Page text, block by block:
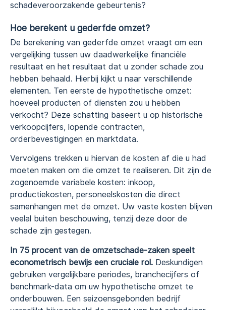
schadeveroorzakende gebeurtenis?
Hoe berekent u gederfde omzet?
De berekening van gederfde omzet vraagt om een
vergelijking tussen uw daadwerkelijke financiële
resultaat en het resultaat dat u zonder schade zou
hebben behaald. Hierbij kijkt u naar verschillende
elementen. Ten eerste de hypothetische omzet:
hoeveel producten of diensten zou u hebben
verkocht? Deze schatting baseert u op historische
verkoopcijfers, lopende contracten,
orderbevestigingen en marktdata.
Vervolgens trekken u hiervan de kosten af die u had
moeten maken om die omzet te realiseren. Dit zijn de
zogenoemde variabele kosten: inkoop,
productiekosten, personeelskosten die direct
samenhangen met de omzet. Uw vaste kosten blijven
veelal buiten beschouwing, tenzij deze door de
schade zijn gestegen.
In 75 procent van de omzetschade-zaken speelt
econometrisch bewijs een cruciale rol. Deskundigen
gebruiken vergelijkbare periodes, branchecijfers of
benchmark-data om uw hypothetische omzet te
onderbouwen. Een seizoensgebonden bedrijf